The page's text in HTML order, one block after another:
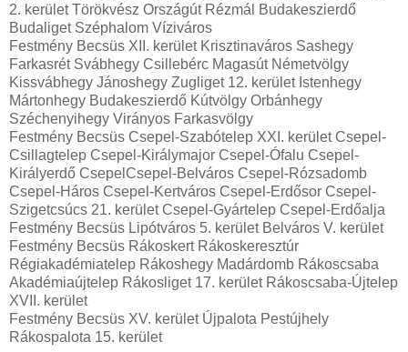
2. kerület Törökvész Országút Rézmál Budakeszierdő
Budaliget Széphalom Víziváros
Festmény Becsüs XII. kerület Krisztinaváros Sashegy
Farkasrét Svábhegy Csillebérc Magasút Németvölgy
Kissvábhegy Jánoshegy Zugliget 12. kerület Istenhegy
Mártonhegy Budakeszierdő Kútvölgy Orbánhegy
Széchenyihegy Virányos Farkasvölgy
Festmény Becsüs Csepel-Szabótelep XXI. kerület Csepel-
Csillagtelep Csepel-Királymajor Csepel-Ófalu Csepel-
Királyerdő CsepelCsepel-Belváros Csepel-Rózsadomb
Csepel-Háros Csepel-Kertváros Csepel-Erdősor Csepel-
Szigetcsúcs 21. kerület Csepel-Gyártelep Csepel-Erdőalja
Festmény Becsüs Lipótváros 5. kerület Belváros V. kerület
Festmény Becsüs Rákoskert Rákoskeresztúr
Régiakadémiatelep Rákoshegy Madárdomb Rákoscsaba
Akadémiaújtelep Rákosliget 17. kerület Rákoscsaba-Újtelep
XVII. kerület
Festmény Becsüs XV. kerület Újpalota Pestújhely
Rákospalota 15. kerület